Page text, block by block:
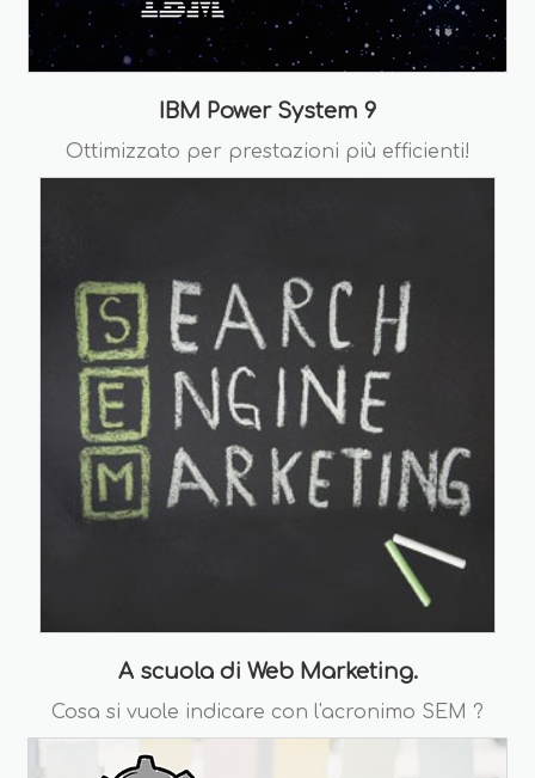
IBM Power System 9
Ottimizzato per prestazioni più efficienti!
A scuola di Web Marketing.
Cosa si vuole indicare con l'acronimo SEM ?